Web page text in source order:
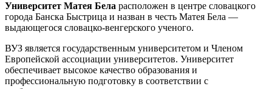
Университет Матея Бела расположен в центре словацкого
города Банска Быстрица и назван в честь Матея Бела —
выдающегося словацко-венгерского ученого.
ВУЗ является государственным университетом и Членом
Европейской ассоциации университетов. Университет
обеспечивает высокое качество образования и
профессиональную подготовку в соответствии с